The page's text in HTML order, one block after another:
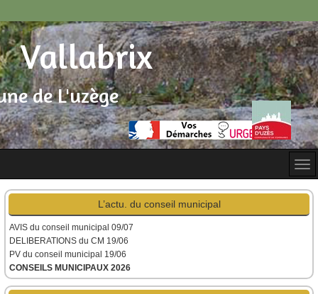
de L'uzège
Vallabrix
L’actu. du conseil municipal
AVIS du conseil municipal 09/07
DELIBERATIONS du CM 19/06
PV du conseil municipal 19/06
CONSEILS MUNICIPAUX 2026